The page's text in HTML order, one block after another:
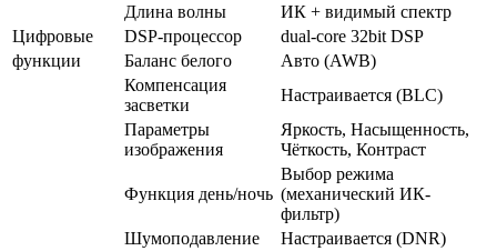
Длина волны
ИК + видимый спектр
Цифровые
DSP-процессор
dual-core 32bit DSP
функции
Баланс белого
Авто (AWB)
Компенсация
засветки
Настраивается (BLC)
Параметры
изображения
Яркость, Насыщенность,
Чёткость, Контраст
Функция день/ночь
Выбор режима
(механический ИК-
фильтр)
Шумоподавление
Настраивается (DNR)